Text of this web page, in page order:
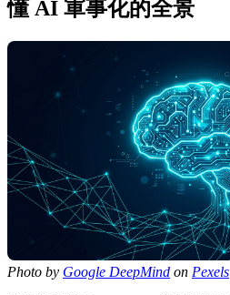
懂 AI 軍事化的全景
Photo by Google DeepMind on Pexels